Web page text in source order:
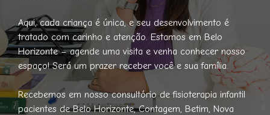
Aqui, cada criança é única, e seu desenvolvimento é
tratado com carinho e atenção. Estamos em Belo
Horizonte – agende uma visita e venha conhecer nosso
espaço! Será um prazer receber você e sua família.
Recebemos em nosso consultório de fisioterapia infantil
pacientes de Belo Horizonte, Contagem, Betim, Nova